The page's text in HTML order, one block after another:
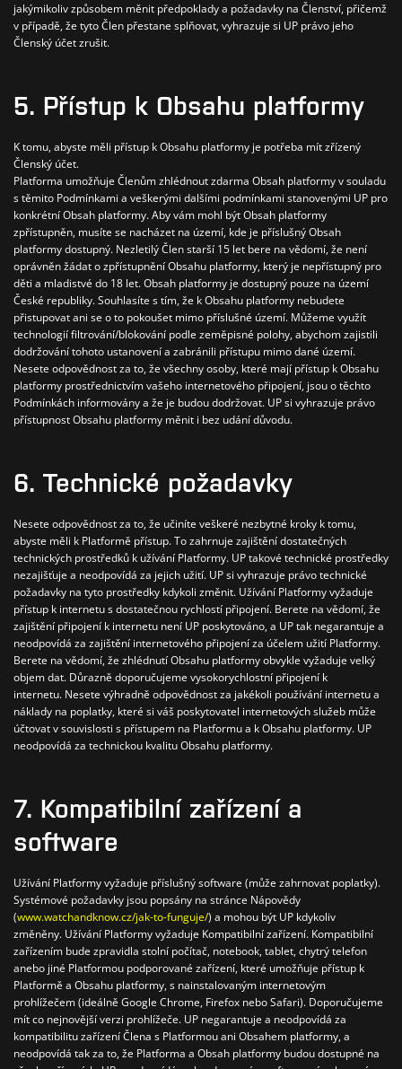
jakýmikoliv způsobem měnit předpoklady a požadavky na Členství, přičemž
v případě, že tyto Člen přestane splňovat, vyhrazuje si UP právo jeho
Členský účet zrušit.
5. Přístup k Obsahu platformy
K tomu, abyste měli přístup k Obsahu platformy je potřeba mít zřízený
Členský účet.
Platforma umožňuje Členům zhlédnout zdarma Obsah platformy v souladu
s těmito Podmínkami a veškerými dalšími podmínkami stanovenými UP pro
konkrétní Obsah platformy.Aby vám mohl být Obsah platformy
zpřístupněn, musíte se nacházet na území, kde je příslušný Obsah
platformy dostupný. Nezletilý Člen starší 15 let bere na vědomí, že není
oprávněn žádat o zpřístupnění Obsahu platformy, který je nepřístupný pro
děti a mladistvé do 18 let.Obsah platformy je dostupný pouze na území
České republiky. Souhlasíte s tím, že k Obsahu platformy nebudete
přistupovat ani se o to pokoušet mimo příslušné území. Můžeme využít
technologií filtrování/blokování podle zeměpisné polohy, abychom zajistili
dodržování tohoto ustanovení a zabránili přístupu mimo dané území.
Nesete odpovědnost za to, že všechny osoby, které mají přístup k Obsahu
platformy prostřednictvím vašeho internetového připojení, jsou o těchto
Podmínkách informovány a že je budou dodržovat. UP si vyhrazuje právo
přístupnost Obsahu platformy měnit i bez udání důvodu.
6. Technické požadavky
Nesete odpovědnost za to, že učiníte veškeré nezbytné kroky k tomu,
abyste měli k Platformě přístup. To zahrnuje zajištění dostatečných
technických prostředků k užívání Platformy. UP takové technické prostředky
nezajišťuje a neodpovídá za jejich užití. UP si vyhrazuje právo technické
požadavky na tyto prostředky kdykoli změnit. Užívání Platformy vyžaduje
přístup k internetu s dostatečnou rychlostí připojení. Berete na vědomí, že
zajištění připojení k internetu není UP poskytováno, a UP tak negarantuje a
neodpovídá za zajištění internetového připojení za účelem užití Platformy.
Berete na vědomí, že zhlédnutí Obsahu platformy obvykle vyžaduje velký
objem dat. Důrazně doporučujeme vysokorychlostní připojení k
internetu. Nesete výhradně odpovědnost za jakékoli používání internetu a
náklady na poplatky, které si váš poskytovatel internetových služeb může
účtovat v souvislosti s přístupem na Platformu a k Obsahu platformy. UP
neodpovídá za technickou kvalitu Obsahu platformy.
7. Kompatibilní zařízení a
software
Užívání Platformy vyžaduje příslušný software (může zahrnovat poplatky).
Systémové požadavky jsou popsány na stránce Nápovědy
(www.watchandknow.cz/jak-to-funguje/) a mohou být UP kdykoliv
změněny. Užívání Platformy vyžaduje Kompatibilní zařízení. Kompatibilní
zařízením bude zpravidla stolní počítač, notebook, tablet, chytrý telefon
anebo jiné Platformou podporované zařízení, které umožňuje přístup k
Platformě a Obsahu platformy, s nainstalovaným internetovým
prohlížečem (ideálně Google Chrome, Firefox nebo Safari). Doporučujeme
mít co nejnovější verzi prohlížeče. UP negarantuje a neodpovídá za
kompatibilitu zařízení Člena s Platformou ani Obsahem platformy, a
neodpovídá tak za to, že Platforma a Obsah platformy budou dostupné na